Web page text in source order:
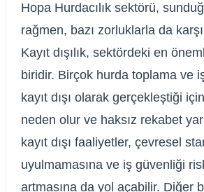
Hopa Hurdacılık sektörü,
rağmen, bazı zorluklarla da karşı
Kayıt dışılık, sektördeki en
biridir. Birçok hurda toplama ve
kayıt dışı olarak gerçekleştiği
neden olur ve haksız rekabet
kayıt dışı faaliyetler, çevresel
uyulmamasına ve iş güvenliği
artmasına da yol açabilir. Diğer